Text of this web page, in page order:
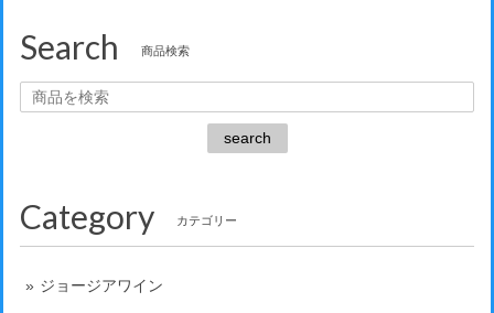
Search 商品検索
search
Category カテゴリー
ジョージアワイン